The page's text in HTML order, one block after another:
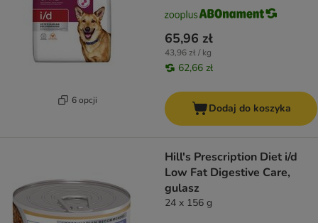
6 opcji
65,96 zł
43,96 zł / kg
62,66 zł
Dodaj do koszyka
Hill's Prescription Diet i/d
Low Fat Digestive Care,
gulasz
24 x 156 g